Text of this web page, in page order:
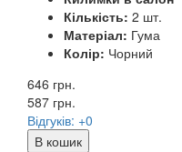
Кількість: 2 шт.
Матеріал: Гума
Колір: Чорний
646 грн.
587 грн.
Відгуків: +0
В кошик